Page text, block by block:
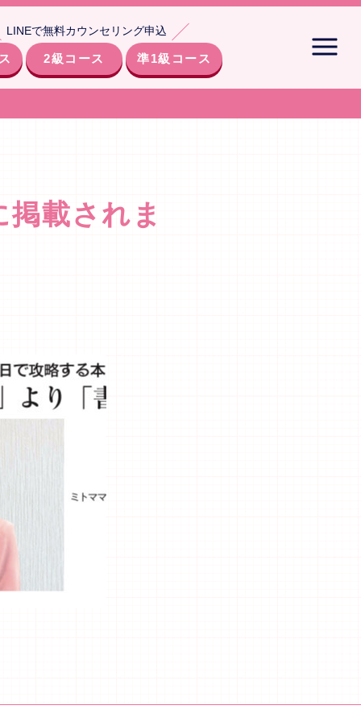
LINEで無料カウンセリング申込
2級コース 準1級コース
載されま